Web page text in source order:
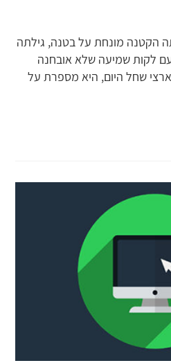
הקטנה מונחת על בטנה, גילתה
לקות שמיעה שלא אובחנה
שחל היום, היא מספרת על